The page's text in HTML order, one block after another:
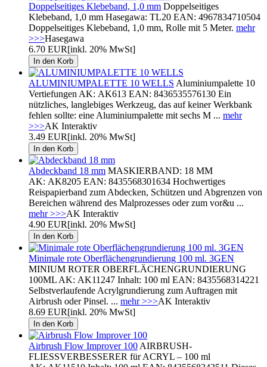
Doppelseitiges Klebeband, 1,0 mm Doppelseitiges
Klebeband, 1,0 mm Hasegawa: TL20 EAN: 4967834710504
Doppelseitiges Klebeband, 1,0 mm, Rolle mit 5 Meter. mehr
>>>Hasegawa
6.70 EUR[inkl. 20% MwSt]
ALUMINIUMPALETTE 10 WELLS Aluminiumpalette 10
Vertiefungen AK: AK613 EAN: 8436535576130 Ein
nützliches, langlebiges Werkzeug, das auf keiner Werkbank
fehlen sollte: eine Aluminiumpalette mit sechs M ... mehr
>>>AK Interaktiv
3.49 EUR[inkl. 20% MwSt]
Abdeckband 18 mm MASKIERBAND: 18 MM
AK: AK8205 EAN: 8435568301634 Hochwertiges
Reispapierband zum Abdecken, Schützen und Abgrenzen von
Bereichen während des Malprozesses oder zum vor&u ...
mehr >>>AK Interaktiv
4.90 EUR[inkl. 20% MwSt]
Minimale rote Oberflächengrundierung 100 ml. 3GEN
MINIUM ROTER OBERFLÄCHENGRUNDIERUNG
100ML AK: AK11247 Inhalt: 100 ml EAN: 8435568314221
Selbstverlaufende Acrylgrundierung zum Auftragen mit
Airbrush oder Pinsel. ... mehr >>>AK Interaktiv
8.69 EUR[inkl. 20% MwSt]
Airbrush Flow Improver 100 AIRBRUSH-
FLIESSVERBESSERER für ACRYL – 100 ml